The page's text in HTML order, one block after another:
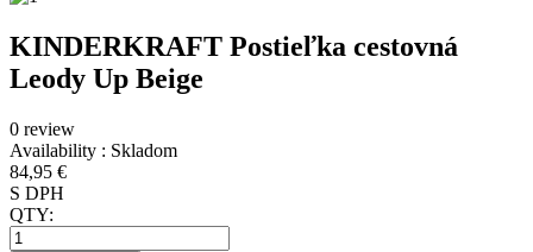
KINDERKRAFT Postieľka cestovná
Leody Up Beige
0 review
Availability : Skladom
84,95 €
S DPH
QTY: